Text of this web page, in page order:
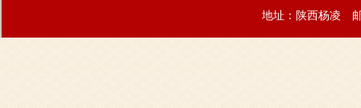
地址：陕西杨凌